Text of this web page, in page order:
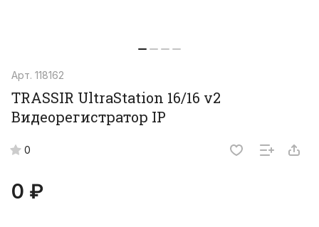
Арт. 118162
TRASSIR UltraStation 16/16 v2
Видеорегистратор IP
0
0 ₽